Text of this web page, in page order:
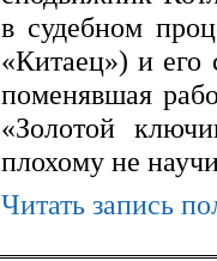
в судебном
«Китаец») и
поменявшая
«Золотой
плохому не
Читать запись